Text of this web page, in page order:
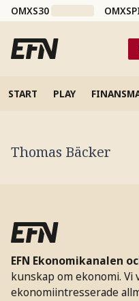
OMXS30
START PLAY
Thomas Bäcker
EFN Ekonomikanalen
kunskap om ekonomi. Vi
ekonomiintresserade